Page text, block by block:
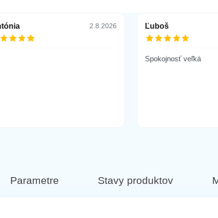
2.8.2026 Ľuboš
Spokojnosť veľká
Parametre Stavy produktov